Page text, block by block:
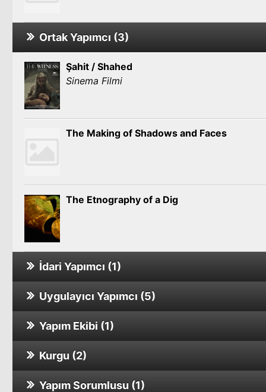
Ortak Yapımcı (3)
Şahit / Shahed
Sinema Filmi
The Making of Shadows and Faces
The Etnography of a Dig
İdari Yapımcı (1)
Misafir
Sinema Filmi
Uygulayıcı Yapımcı (5)
Rüya
Sinema Filmi
Yapım Ekibi (1)
Hep Yek
Sinema Filmi
Kurgu (2)
The Making of Shadows and Faces
Yapım Sorumlusu (1)